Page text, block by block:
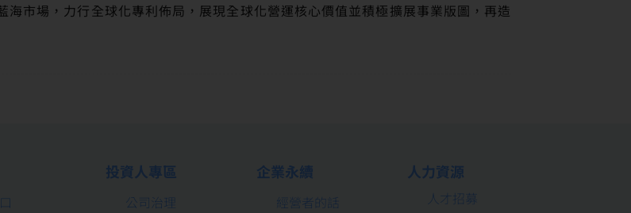
市場，力行全球化專利佈局，展現全球化營運核心價值並積極擴展事業版圖，再造
投資人專區
公司治理
企業永續
經營者的話
人力資源
人才招募